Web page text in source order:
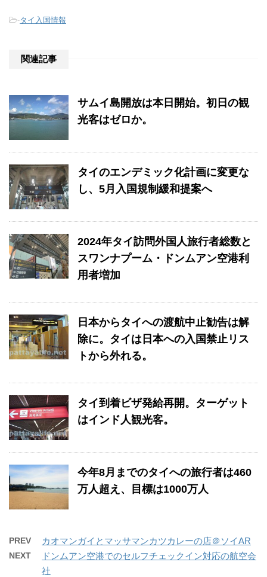
-タイ入国情報
関連記事
サムイ島開放は本日開始。初日の観
光客はゼロか。
タイのエンデミック化計画に変更な
し、5月入国規制緩和提案へ
2024年タイ訪問外国人旅行者総数と
スワンナプーム・ドンムアン空港利
用者増加
日本からタイへの渡航中止勧告は解
除に。タイは日本への入国禁止リス
トから外れる。
タイ到着ビザ発給再開。ターゲット
はインド人観光客。
今年8月までのタイへの旅行者は460
万人超え、目標は1000万人
PREV カオマンガイとマッサマンカツカレーの店＠ソイAR
NEXT
ドンムアン空港でのセルフチェックイン対応の航空会
社